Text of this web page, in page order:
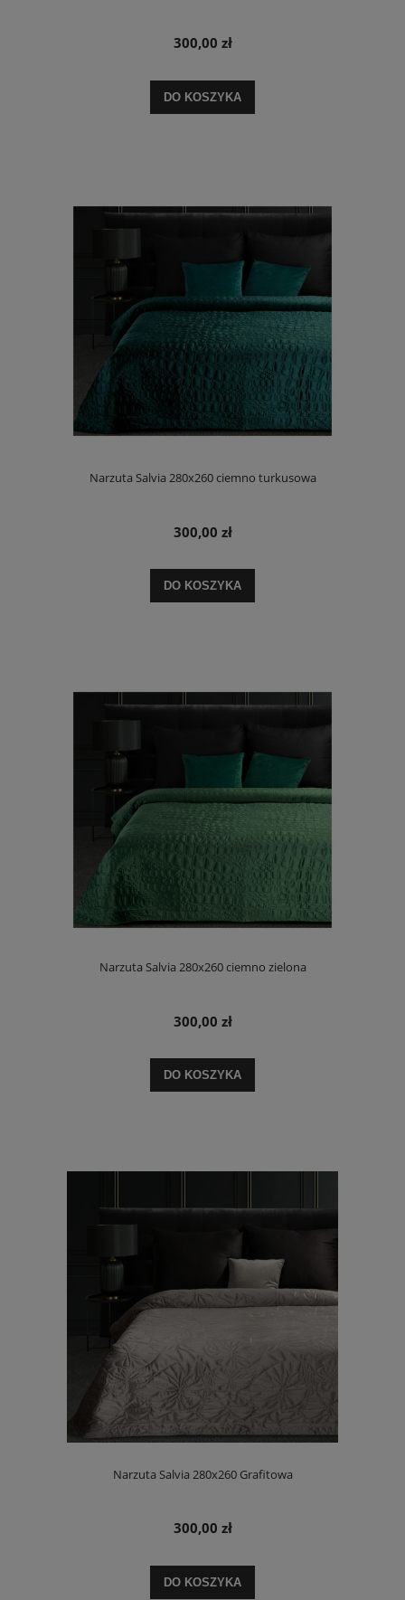
300,00 zł
DO KOSZYKA
Narzuta Salvia 280x260 ciemno turkusowa
300,00 zł
DO KOSZYKA
Narzuta Salvia 280x260 ciemno zielona
300,00 zł
DO KOSZYKA
Narzuta Salvia 280x260 Grafitowa
300,00 zł
DO KOSZYKA